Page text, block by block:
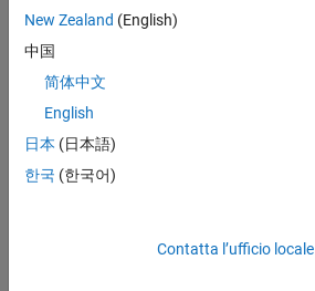
L
02/23
07/23
12/23
05/24
10/24
03/25
08/25
01/26
06/26
08/23
02/24
08/24
02/25
02/26
08/26
RANK
New Zealand (English)
中国
简体中文
English
日本 (日本語)
한국 (한국어)
Contatta l’ufficio locale